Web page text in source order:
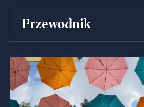
Przewodnik